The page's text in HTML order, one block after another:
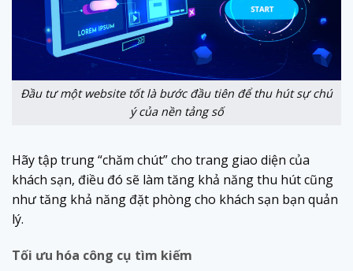
Đầu tư một website tốt là bước đầu tiên để thu hút sự chú
ý của nền tảng số
Hãy tập trung “chăm chút” cho trang giao diện của
khách sạn, điều đó sẽ làm tăng khả năng thu hút cũng
như tăng khả năng đặt phòng cho khách sạn bạn quản
lý.
Tối ưu hóa công cụ tìm kiếm